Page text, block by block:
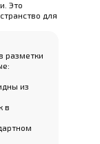
Это
для
разметки
из
в